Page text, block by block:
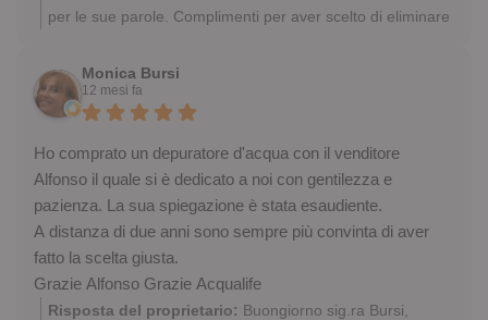
per le sue parole. Complimenti per aver scelto di eliminare
Sempre a sua disposizione
Monica Bursi
12 mesi fa
Ho comprato un depuratore d'acqua con il venditore
Alfonso il quale si è dedicato a noi con gentilezza e
pazienza. La sua spiegazione è stata esaudiente.
A distanza di due anni sono sempre più convinta di aver
fatto la scelta giusta.
Grazie Alfonso Grazie Acqualife
Risposta del proprietario: Buongiorno sig.ra Bursi,